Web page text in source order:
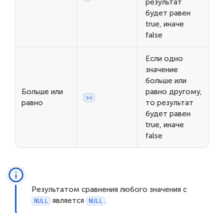
результат
будет равен
true, иначе
false
Больше или
равно
>=
Если одно
значение
больше или
равно другому,
то результат
будет равен
true, иначе
false
Результатом сравнения любого значения с
NULL является NULL .